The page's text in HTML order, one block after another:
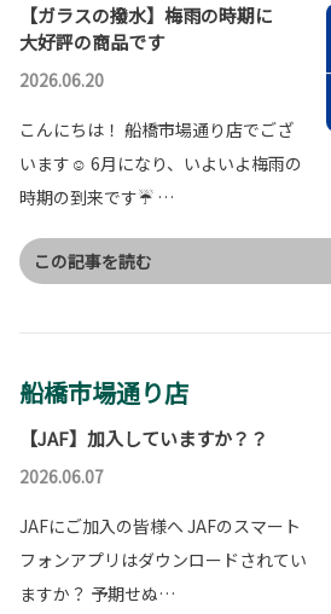
【ガラスの撥水】梅雨の時期に
大好評の商品です
2026.06.20
こんにちは！ 船橋市場通り店でござ
います☺ 6月になり、いよいよ梅雨の
時期の到来です☔ …
この記事を読む
船橋市場通り店
【JAF】加入していますか？？
2026.06.07
JAFにご加入の皆様へ JAFのスマート
フォンアプリはダウンロードされてい
ますか？ 予期せぬ…